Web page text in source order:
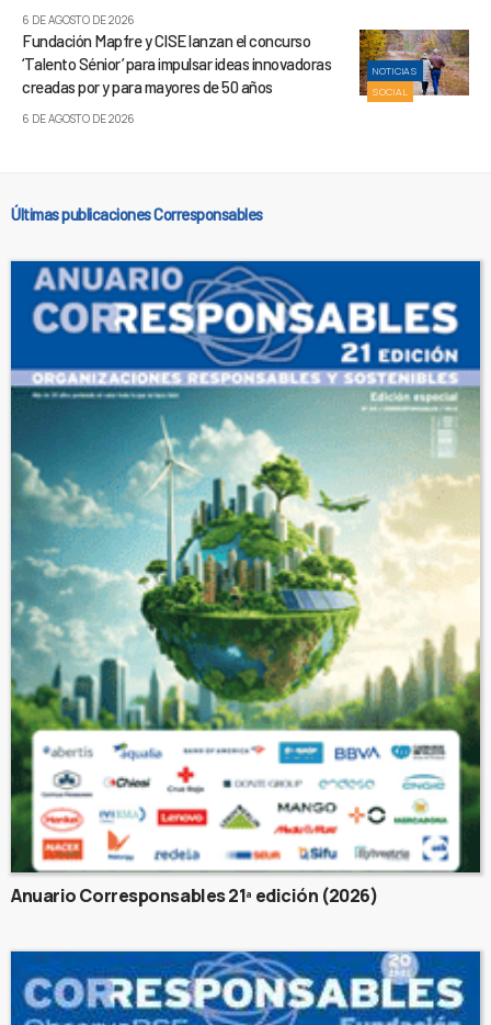
6 DE AGOSTO DE 2026
NOTICIAS
SOCIAL
Fundación Mapfre y CISE lanzan el concurso
‘Talento Sénior’ para impulsar ideas innovadoras
creadas por y para mayores de 50 años
6 DE AGOSTO DE 2026
Últimas publicaciones Corresponsables
Anuario Corresponsables 21ª edición (2026)